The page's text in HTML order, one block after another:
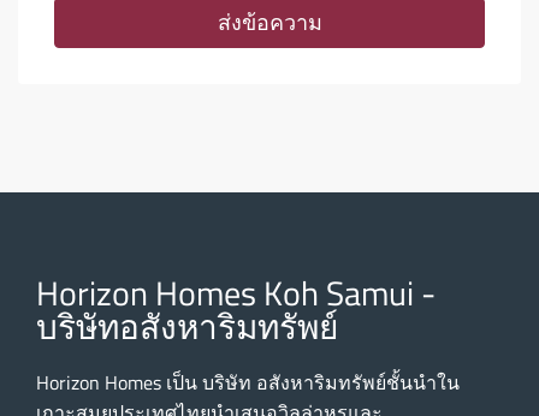
ส่งข้อความ
Horizon Homes Koh Samui -
บริษัทอสังหาริมทรัพย์
Horizon Homes เป็น บริษัท อสังหาริมทรัพย์ชั้นนําใน